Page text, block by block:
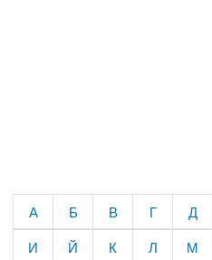
А Б В Г Д
И
Й К Л М